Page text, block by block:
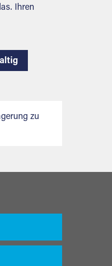
Ihren
zu